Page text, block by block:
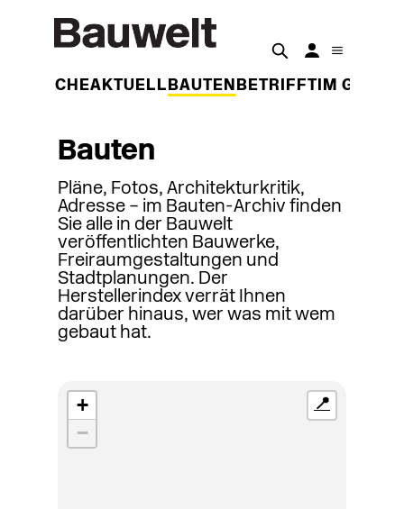
WOCHEAKTUELL BAUTEN BETRIFFT IM
Bauten
Pläne, Fotos, Architekturkritik,
Adresse – im Bauten-Archiv finden
Sie alle in der Bauwelt
veröffentlichten Bauwerke,
Freiraumgestaltungen und
Stadtplanungen. Der
Herstellerindex verrät Ihnen
darüber hinaus, wer was mit wem
gebaut hat.
+
−
📍